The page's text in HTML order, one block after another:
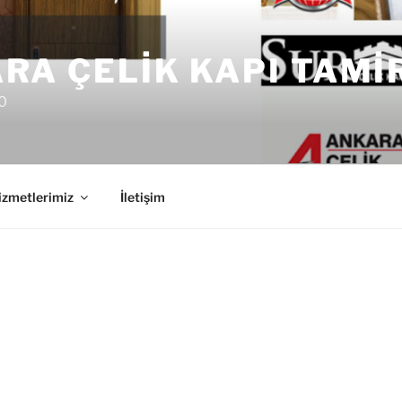
ÇELIK KAPI
İletişim